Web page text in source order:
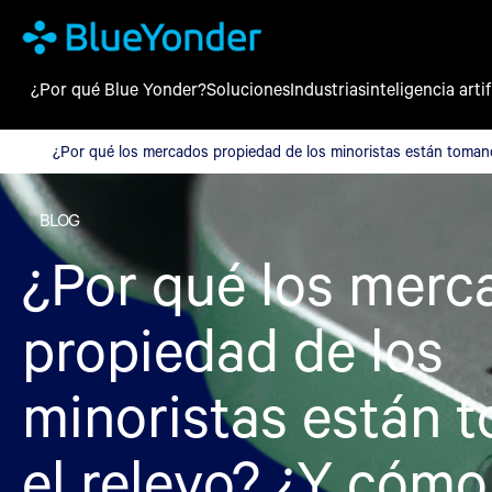
¿Por qué los mercados propiedad de los minoristas están
¿Por qué Blue Yonder?SolucionesIndustriasinteligencia
¿Por qué los mercados propiedad de los minoristas están
BLOG
¿Por qué los
propiedad de los
minoristas están